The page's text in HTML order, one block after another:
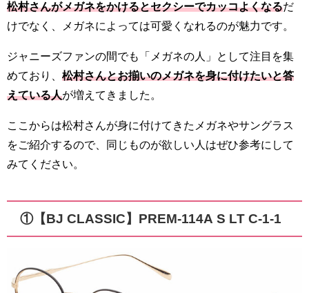
松村さんがメガネをかけるとセクシーでカッコよくなるだ
けでなく、メガネによっては可愛くなれるのが魅力です。
ジャニーズファンの間でも「メガネの人」として注目を集
めており、 松村さんとお揃いのメガネを身に付けたいと答
えている人が増えてきました。
ここからは松村さんが身に付けてきたメガネやサングラス
をご紹介するので、同じものが欲しい人はぜひ参考にして
みてください。
①【BJ CLASSIC】PREM-114A S LT C-1-1